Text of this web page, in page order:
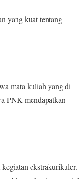
yang kuat tentang
mata kuliah yang di
PNK mendapatkan
ekstrakurikuler.